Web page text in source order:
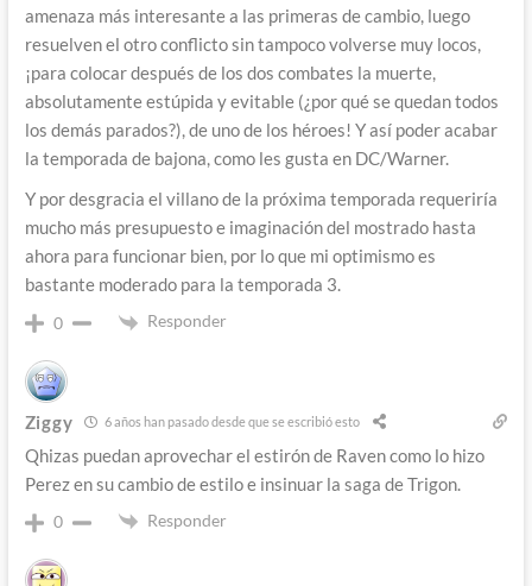
amenaza más interesante a las primeras de cambio, luego
resuelven el otro conflicto sin tampoco volverse muy locos,
¡para colocar después de los dos combates la muerte,
absolutamente estúpida y evitable (¿por qué se quedan todos
los demás parados?), de uno de los héroes! Y así poder acabar
la temporada de bajona, como les gusta en DC/Warner.
Y por desgracia el villano de la próxima temporada requeriría
mucho más presupuesto e imaginación del mostrado hasta
ahora para funcionar bien, por lo que mi optimismo es
bastante moderado para la temporada 3.
0 Responder
Ziggy 6 años han pasado desde que se escribió esto
Qhizas puedan aprovechar el estirón de Raven como lo hizo
Perez en su cambio de estilo e insinuar la saga de Trigon.
0 Responder